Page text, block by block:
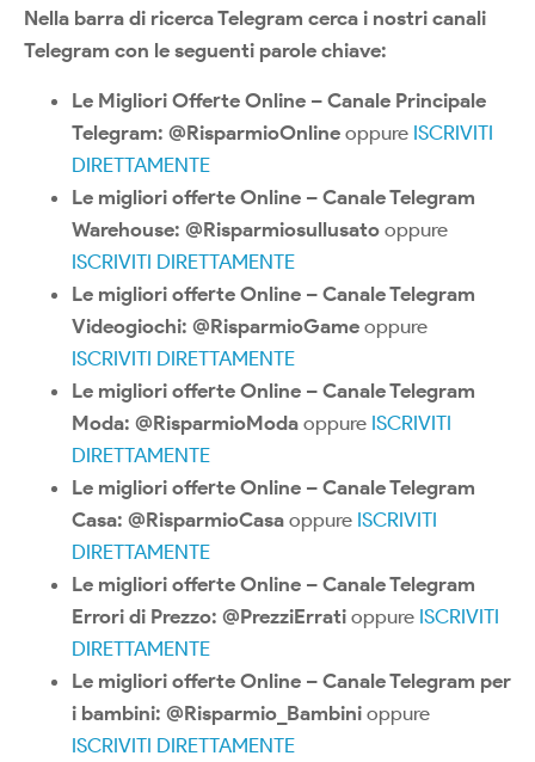
Nella barra di ricerca Telegram cerca i nostri canali
Telegram con le seguenti parole chiave:
Le Migliori Offerte Online – Canale Principale
Telegram: @RisparmioOnline oppure ISCRIVITI
DIRETTAMENTE
Le migliori offerte Online – Canale Telegram
Warehouse: @Risparmiosullusato oppure
ISCRIVITI DIRETTAMENTE
Le migliori offerte Online – Canale Telegram
Videogiochi: @RisparmioGame oppure
ISCRIVITI DIRETTAMENTE
Le migliori offerte Online – Canale Telegram
Moda: @RisparmioModa oppure ISCRIVITI
DIRETTAMENTE
Le migliori offerte Online – Canale Telegram
Casa: @RisparmioCasa oppure ISCRIVITI
DIRETTAMENTE
Le migliori offerte Online – Canale Telegram
Errori di Prezzo: @PrezziErrati oppure ISCRIVITI
DIRETTAMENTE
Le migliori offerte Online – Canale Telegram per
i bambini: @Risparmio_Bambini oppure
ISCRIVITI DIRETTAMENTE